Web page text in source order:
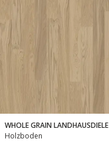
WHOLE GRAIN LANDHAUSDIELE
Holzboden